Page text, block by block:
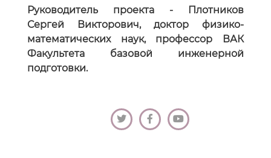
Руководитель проекта - Плотников
Сергей Викторович, доктор физико-
математических наук, профессор ВАК
Факультета базовой инженерной
подготовки.